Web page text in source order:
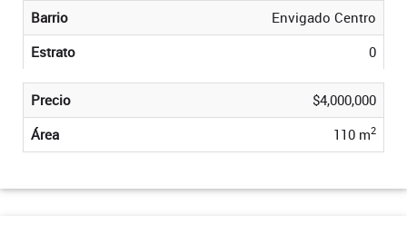
Barrio
Envigado Centro
Estrato
0
Precio
$4,000,000
Área
110 m2